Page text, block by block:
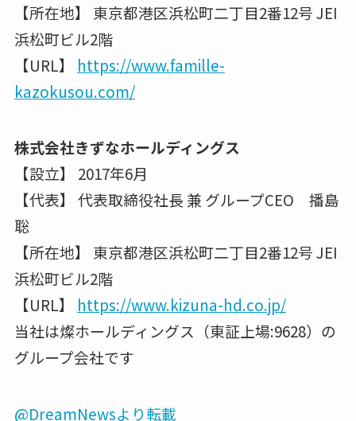
【所在地】 東京都港区浜松町二丁目2番12号 JEI
浜松町ビル2階
【URL】 https://www.famille-
kazokusou.com/
株式会社きずなホールディングス
【設立】 2017年6月
【代表】 代表取締役社長 兼 グループCEO 播島
聡
【所在地】 東京都港区浜松町二丁目2番12号 JEI
浜松町ビル2階
【URL】 https://www.kizuna-hd.co.jp/
当社は燦ホールディングス（東証上場:9628）の
グループ会社です
@DreamNewsより転載